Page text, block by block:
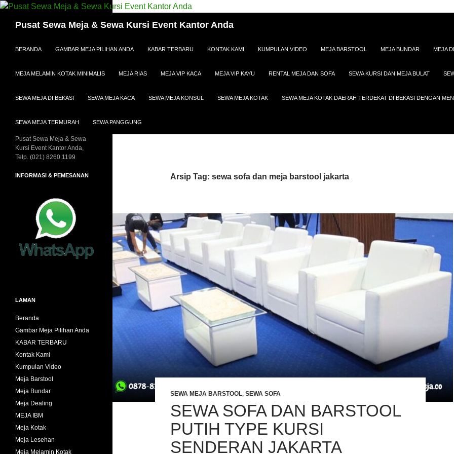
Pusat Sewa Meja & Sewa Kursi Event Kantor Anda
BERANDA
GAMBAR MEJA PILIHAN ANDA KABAR TERBARU KONTAK KAMI KUMPULAN VIDEO MEJA BARSTOOL MEJA BUNDAR MEJA
MEJA MELAMIN KOTAK MINIMALIS MEJA RIAS MEJA VIP KACA MEJA VIP KAYU RENTAL MEJA DAN SOFA SEWA KURSI DAN MEJA BULAT
SEWA MEJA DI BEKASI SEWA MEJA KACA SEWA MEJA KONSUL SEWA MEJA KOTAK SEWA MEJA KOTAK DAERAH TERDEKAT DI BEKASI DENGAN
SEWA MEJA TERMURAH SEWA PANGGUNG
Arsip Tag: sewa sofa dan meja barstool jakarta
SEWA MEJA BARSTOOL, SEWA SOFA
SEWA SOFA DAN BARSTOOL
PUTIH TYPE KURSI
SENDERAN JAKARTA
Pusat Sewa Meja & Sewa
Kursi Event Kantor Anda,
Telp. (021) 8260.1199
INFORMASI & PEMESANAN
LAMAN
Beranda
Gambar Meja Pilihan Anda
KABAR TERBARU
Kontak Kami
Kumpulan Video
Meja Barstool
Meja Bundar
Meja Dealing
MEJA IBM
Meja Kotak
Meja Lesehan
Meja Melamin Kotak